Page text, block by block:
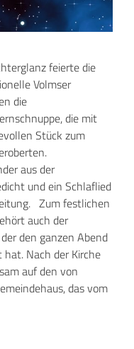
feierte die
Volmser
die
die mit
Stück zum
aus der
und ein Schlaflied
Zum festlichen
auch der
den ganzen Abend
Nach der Kirche
auf den von
das vom